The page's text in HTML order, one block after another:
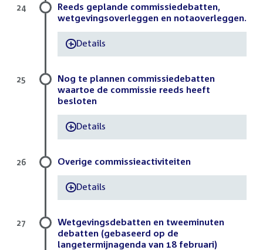
Reeds geplande commissiedebatten,
wetgevingsoverleggen en notaoverleggen.
-Details
24
Nog te plannen commissiedebatten
waartoe de commissie reeds heeft
besloten
-Details
25
Overige commissieactiviteiten
-Details
26
Wetgevingsdebatten en tweeminuten
debatten (gebaseerd op de
langetermijnagenda van 18 februari)
27